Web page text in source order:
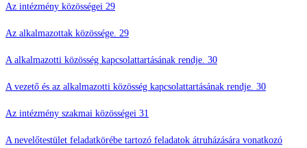
Az intézmény közösségei 29
Az alkalmazottak közössége. 29
A alkalmazotti közösség kapcsolattartásának rendje. 30
A vezető és az alkalmazotti közösség kapcsolattartásának rendje. 30
Az intézmény szakmai közösségei 31
A nevelőtestület feladatkörébe tartozó feladatok átruházására vonatkozó